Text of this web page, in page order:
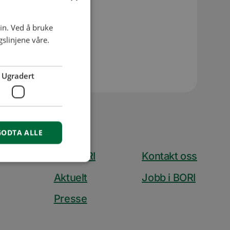
Om BORI
Kontakt oss
Aktuelt
Jobb i BORI
Presse
Ved å bruke
våre.
Ugradert
ALLE